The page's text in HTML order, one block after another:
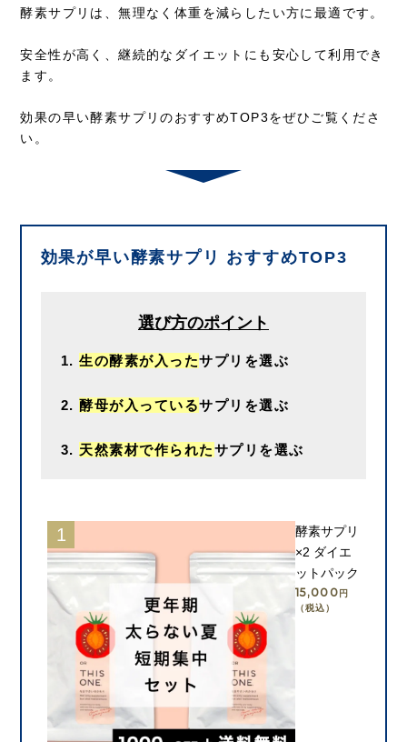
酵素サプリは、無理なく体重を減らしたい方に最適です。
安全性が高く、継続的なダイエットにも安心して利用でき
ます。
効果の早い酵素サプリのおすすめTOP3をぜひご覧くださ
い。
効果が早い酵素サプリ おすすめTOP3
選び方のポイント
生の酵素が入ったサプリを選ぶ
酵母が入っているサプリを選ぶ
天然素材で作られたサプリを選ぶ
酵素サプリ
×2 ダイエ
ットパック
15,000円
（税込）